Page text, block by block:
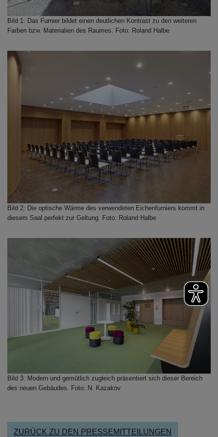
Bild 1: Das Furnier bildet einen deutlichen Kontrast zu den weiteren
Farben bzw. Materialien des Raumes. Foto: Roland Halbe
Bild 2: Die optische Wärme des verwendeten Eichenfurniers kommt in
diesem Saal perfekt zur Geltung. Foto: Roland Halbe
Bild 3: Modern und gemütlich zugleich präsentiert sich dieser Bereich
des neuen Gebäudes. Foto: N. Kazakov
ZURÜCK ZU DEN PRESSEMITTEILUNGEN